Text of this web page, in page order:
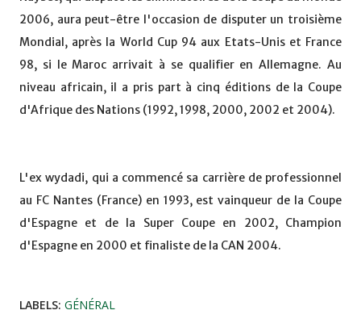
2006, aura peut-être l'occasion de disputer un troisième
Mondial, après la World Cup 94 aux Etats-Unis et France
98, si le Maroc arrivait à se qualifier en Allemagne. Au
niveau africain, il a pris part à cinq éditions de la Coupe
d'Afrique des Nations (1992, 1998, 2000, 2002 et 2004).
L'ex wydadi, qui a commencé sa carrière de professionnel
au FC Nantes (France) en 1993, est vainqueur de la Coupe
d'Espagne et de la Super Coupe en 2002, Champion
d'Espagne en 2000 et finaliste de la CAN 2004.
LABELS: GÉNÉRAL